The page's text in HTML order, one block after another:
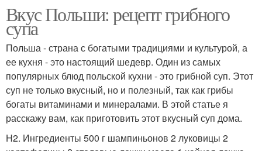
Вкус Польши: рецепт грибного
супа
Польша - страна с богатыми традициями и культурой, а
ее кухня - это настоящий шедевр. Один из самых
популярных блюд польской кухни - это грибной суп. Этот
суп не только вкусный, но и полезный, так как грибы
богаты витаминами и минералами. В этой статье я
расскажу вам, как приготовить этот вкусный суп дома.
H2. Ингредиенты 500 г шампиньонов 2 луковицы 2